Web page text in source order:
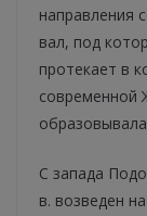
направления
вал, под
протекает в
современной
С запада
в. возведен